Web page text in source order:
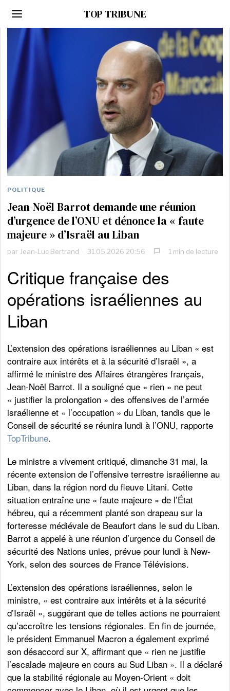
TOP TRIBUNE
POLITIQUE
Jean-Noël Barrot demande une réunion
d’urgence de l’ONU et dénonce la « faute
majeure » d’Israël au Liban
par Jean-Luc Bertrand 31.05.2026 20:56 1 min de lecture
Critique française des
opérations israéliennes au
Liban
L’extension des opérations israéliennes au Liban « est
contraire aux intérêts et à la sécurité d’Israël », a
affirmé le ministre des Affaires étrangères français,
Jean-Noël Barrot. Il a souligné que « rien » ne peut
« justifier la prolongation » des offensives de l’armée
israélienne et « l’occupation » du Liban, tandis que le
Conseil de sécurité se réunira lundi à l’ONU, rapporte
TopTribune.
Le ministre a vivement critiqué, dimanche 31 mai, la
récente extension de l’offensive terrestre israélienne au
Liban, dans la région nord du fleuve Litani. Cette
situation entraîne une « faute majeure » de l’État
hébreu, qui a récemment planté son drapeau sur la
forteresse médiévale de Beaufort dans le sud du Liban.
Barrot a appelé à une réunion d’urgence du Conseil de
sécurité des Nations unies, prévue pour lundi à New-
York, selon des sources de France Télévisions.
L’extension des opérations israéliennes, selon le
ministre, « est contraire aux intérêts et à la sécurité
d’Israël », suggérant que de telles actions ne pourraient
qu’accroître les tensions régionales. En fin de journée,
le président Emmanuel Macron a également exprimé
son désaccord sur X, affirmant que « rien ne justifie
l’escalade majeure en cours au Sud Liban ». Il a déclaré
que la stabilité régionale au Moyen-Orient « doit